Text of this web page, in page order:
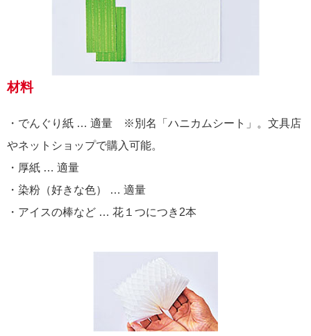
材料
・でんぐり紙 … 適量 ※別名「ハニカムシート」。文具店
やネットショップで購入可能。
・厚紙 … 適量
・染粉（好きな色） … 適量
・アイスの棒など … 花１つにつき2本